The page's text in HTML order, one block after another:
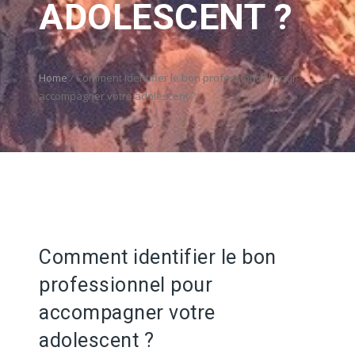
ADOLESCENT ?
Home /Comment identifier le bon professionnel pour
accompagner votre adolescent ?
Comment identifier le bon
professionnel pour
accompagner votre
adolescent ?